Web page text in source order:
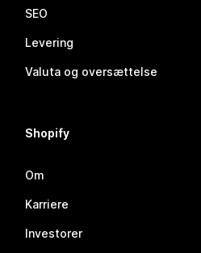
SEO
Levering
Valuta og oversættelse
Shopify
Om
Karriere
Investorer